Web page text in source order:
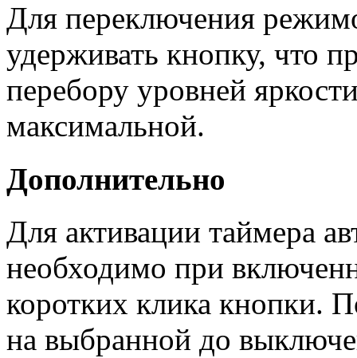
Для переключения
удерживать кнопку, что
перебору уровней
максимальной.
Дополнительно
Для активации таймера
необходимо при
коротких клика кнопки.
на выбранной до